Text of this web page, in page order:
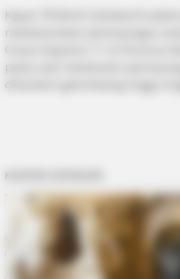
Kapal TB Multi Sahabat 8
melaksanakan pemasangan
Ocean Appolon 11 di Perairan
pada saat melakukan
dihantam gelombang tinggi